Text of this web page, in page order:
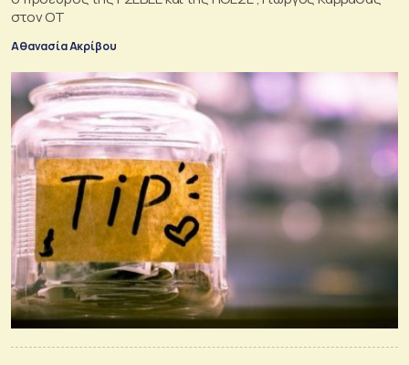
στον OT
Αθανασία Ακρίβου